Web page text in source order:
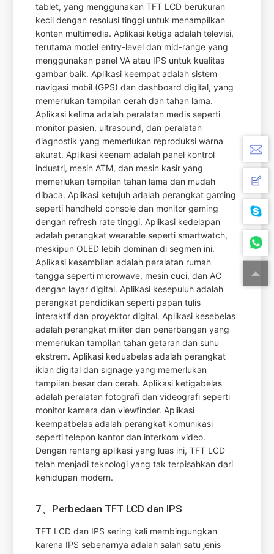
tablet, yang menggunakan TFT LCD berukuran
kecil dengan resolusi tinggi untuk menampilkan
konten multimedia. Aplikasi ketiga adalah televisi,
terutama model entry-level dan mid-range yang
menggunakan panel VA atau IPS untuk kualitas
gambar baik. Aplikasi keempat adalah sistem
navigasi mobil (GPS) dan dashboard digital, yang
memerlukan tampilan cerah dan tahan lama.
Aplikasi kelima adalah peralatan medis seperti
monitor pasien, ultrasound, dan peralatan
diagnostik yang memerlukan reproduksi warna
akurat. Aplikasi keenam adalah panel kontrol
industri, mesin ATM, dan mesin kasir yang
memerlukan tampilan tahan lama dan mudah
dibaca. Aplikasi ketujuh adalah perangkat gaming
seperti handheld console dan monitor gaming
dengan refresh rate tinggi. Aplikasi kedelapan
adalah perangkat wearable seperti smartwatch,
meskipun OLED lebih dominan di segmen ini.
Aplikasi kesembilan adalah peralatan rumah
tangga seperti microwave, mesin cuci, dan AC
dengan layar digital. Aplikasi kesepuluh adalah
perangkat pendidikan seperti papan tulis
interaktif dan proyektor digital. Aplikasi kesebelas
adalah perangkat militer dan penerbangan yang
memerlukan tampilan tahan getaran dan suhu
ekstrem. Aplikasi keduabelas adalah perangkat
iklan digital dan signage yang memerlukan
tampilan besar dan cerah. Aplikasi ketigabelas
adalah peralatan fotografi dan videografi seperti
monitor kamera dan viewfinder. Aplikasi
keempatbelas adalah perangkat komunikasi
seperti telepon kantor dan interkom video.
Dengan rentang aplikasi yang luas ini, TFT LCD
telah menjadi teknologi yang tak terpisahkan dari
kehidupan modern.
7、Perbedaan TFT LCD dan IPS
TFT LCD dan IPS sering kali membingungkan
karena IPS sebenarnya adalah salah satu jenis